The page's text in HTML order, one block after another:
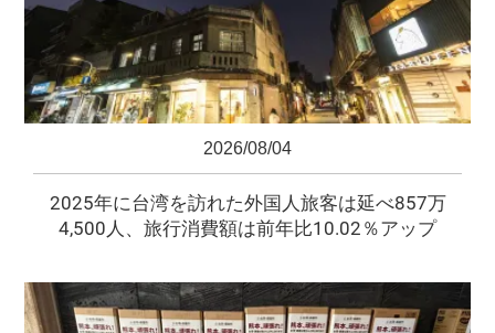
2026/08/04
2025年に台湾を訪れた外国人旅客は延べ857万
4,500人、旅行消費額は前年比10.02％アップ